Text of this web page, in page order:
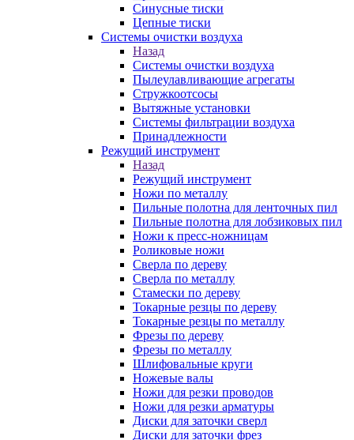
Синусные тиски
Цепные тиски
Системы очистки воздуха
Назад
Системы очистки воздуха
Пылеулавливающие агрегаты
Стружкоотсосы
Вытяжные установки
Системы фильтрации воздуха
Принадлежности
Режущий инструмент
Назад
Режущий инструмент
Ножи по металлу
Пильные полотна для ленточных пил
Пильные полотна для лобзиковых пил
Ножи к пресс-ножницам
Роликовые ножи
Сверла по дереву
Сверла по металлу
Стамески по дереву
Токарные резцы по дереву
Токарные резцы по металлу
Фрезы по дереву
Фрезы по металлу
Шлифовальные круги
Ножевые валы
Ножи для резки проводов
Ножи для резки арматуры
Диски для заточки сверл
Диски для заточки фрез